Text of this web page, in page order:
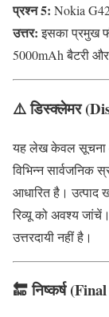
प्रश्न 5: Nokia
उत्तर:इसका प्रमुख
5000mAh बैटरी
⚠️डिस्क्लेमर
यह लेख केवल सूचना
विभिन्न सार्वजनिक
आधारित है। उत्पाद
रिव्यू को अवश्य
उत्तरदायी नहीं है।
🔚 निष्कर्ष